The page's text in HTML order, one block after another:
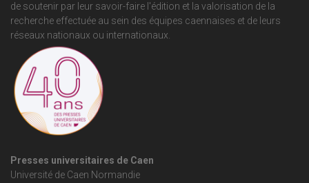
de soutenir par leur savoir-faire l'édition et la valorisation de la
recherche effectuée au sein des équipes caennaises et de leurs
réseaux nationaux ou internationaux.
Presses universitaires de Caen
Université de Caen Normandie